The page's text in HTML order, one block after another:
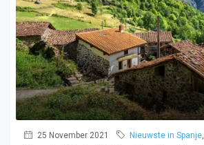
25 November 2021 Nieuwste in Spanje,